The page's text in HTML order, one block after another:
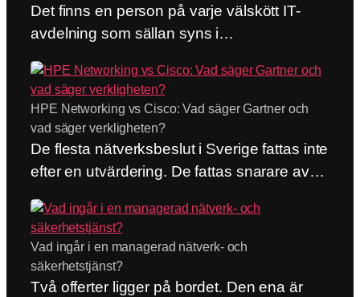
Det finns en person på varje välskött IT-
avdelning som sällan syns i
ringer nätverks- och säkerhetsleverantören
innan felanmälan ens är skriven. Som
struntar i vems ansvar det formellt är och
samlar rätt personer i samma kanal. Som är
spindeln i nätet mellan leverantörerna. Om
inlägget…
HPE Networking vs Cisco: Vad säger Gartner och
vad säger verkligheten?
De flesta nätverksbeslut i Sverige fattas inte
efter en utvärdering. De fattas snarare av
ett av de vanligaste argumenten vi möter,
och det är inget dåligt argument. En vana är
billig, tills den inte är det. Det här inlägget
jämför därför HPE Networking vs Cisco på
Vad ingår i en managerad nätverk- och
säkerhetstjänst?
Två offerter ligger på bordet. Den ena är